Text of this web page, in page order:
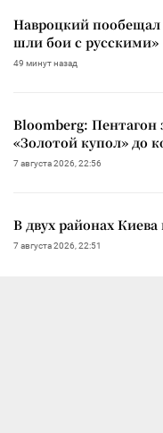
Навроцкий
шли бои с русскими»
49 минут назад
Bloomberg:
«Золотой купол» до
7 августа 2026, 22:56
В двух районах
7 августа 2026, 22:51